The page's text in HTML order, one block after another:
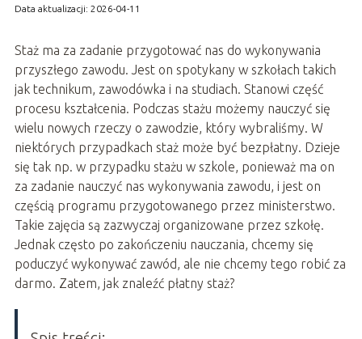
Data aktualizacji: 2026-04-11
Staż ma za zadanie przygotować nas do wykonywania
przyszłego zawodu. Jest on spotykany w szkołach takich
jak technikum, zawodówka i na studiach. Stanowi część
procesu kształcenia. Podczas stażu możemy nauczyć się
wielu nowych rzeczy o zawodzie, który wybraliśmy. W
niektórych przypadkach staż może być bezpłatny. Dzieje
się tak np. w przypadku stażu w szkole, ponieważ ma on
za zadanie nauczyć nas wykonywania zawodu, i jest on
częścią programu przygotowanego przez ministerstwo.
Takie zajęcia są zazwyczaj organizowane przez szkołę.
Jednak często po zakończeniu nauczania, chcemy się
poduczyć wykonywać zawód, ale nie chcemy tego robić za
darmo. Zatem, jak znaleźć płatny staż?